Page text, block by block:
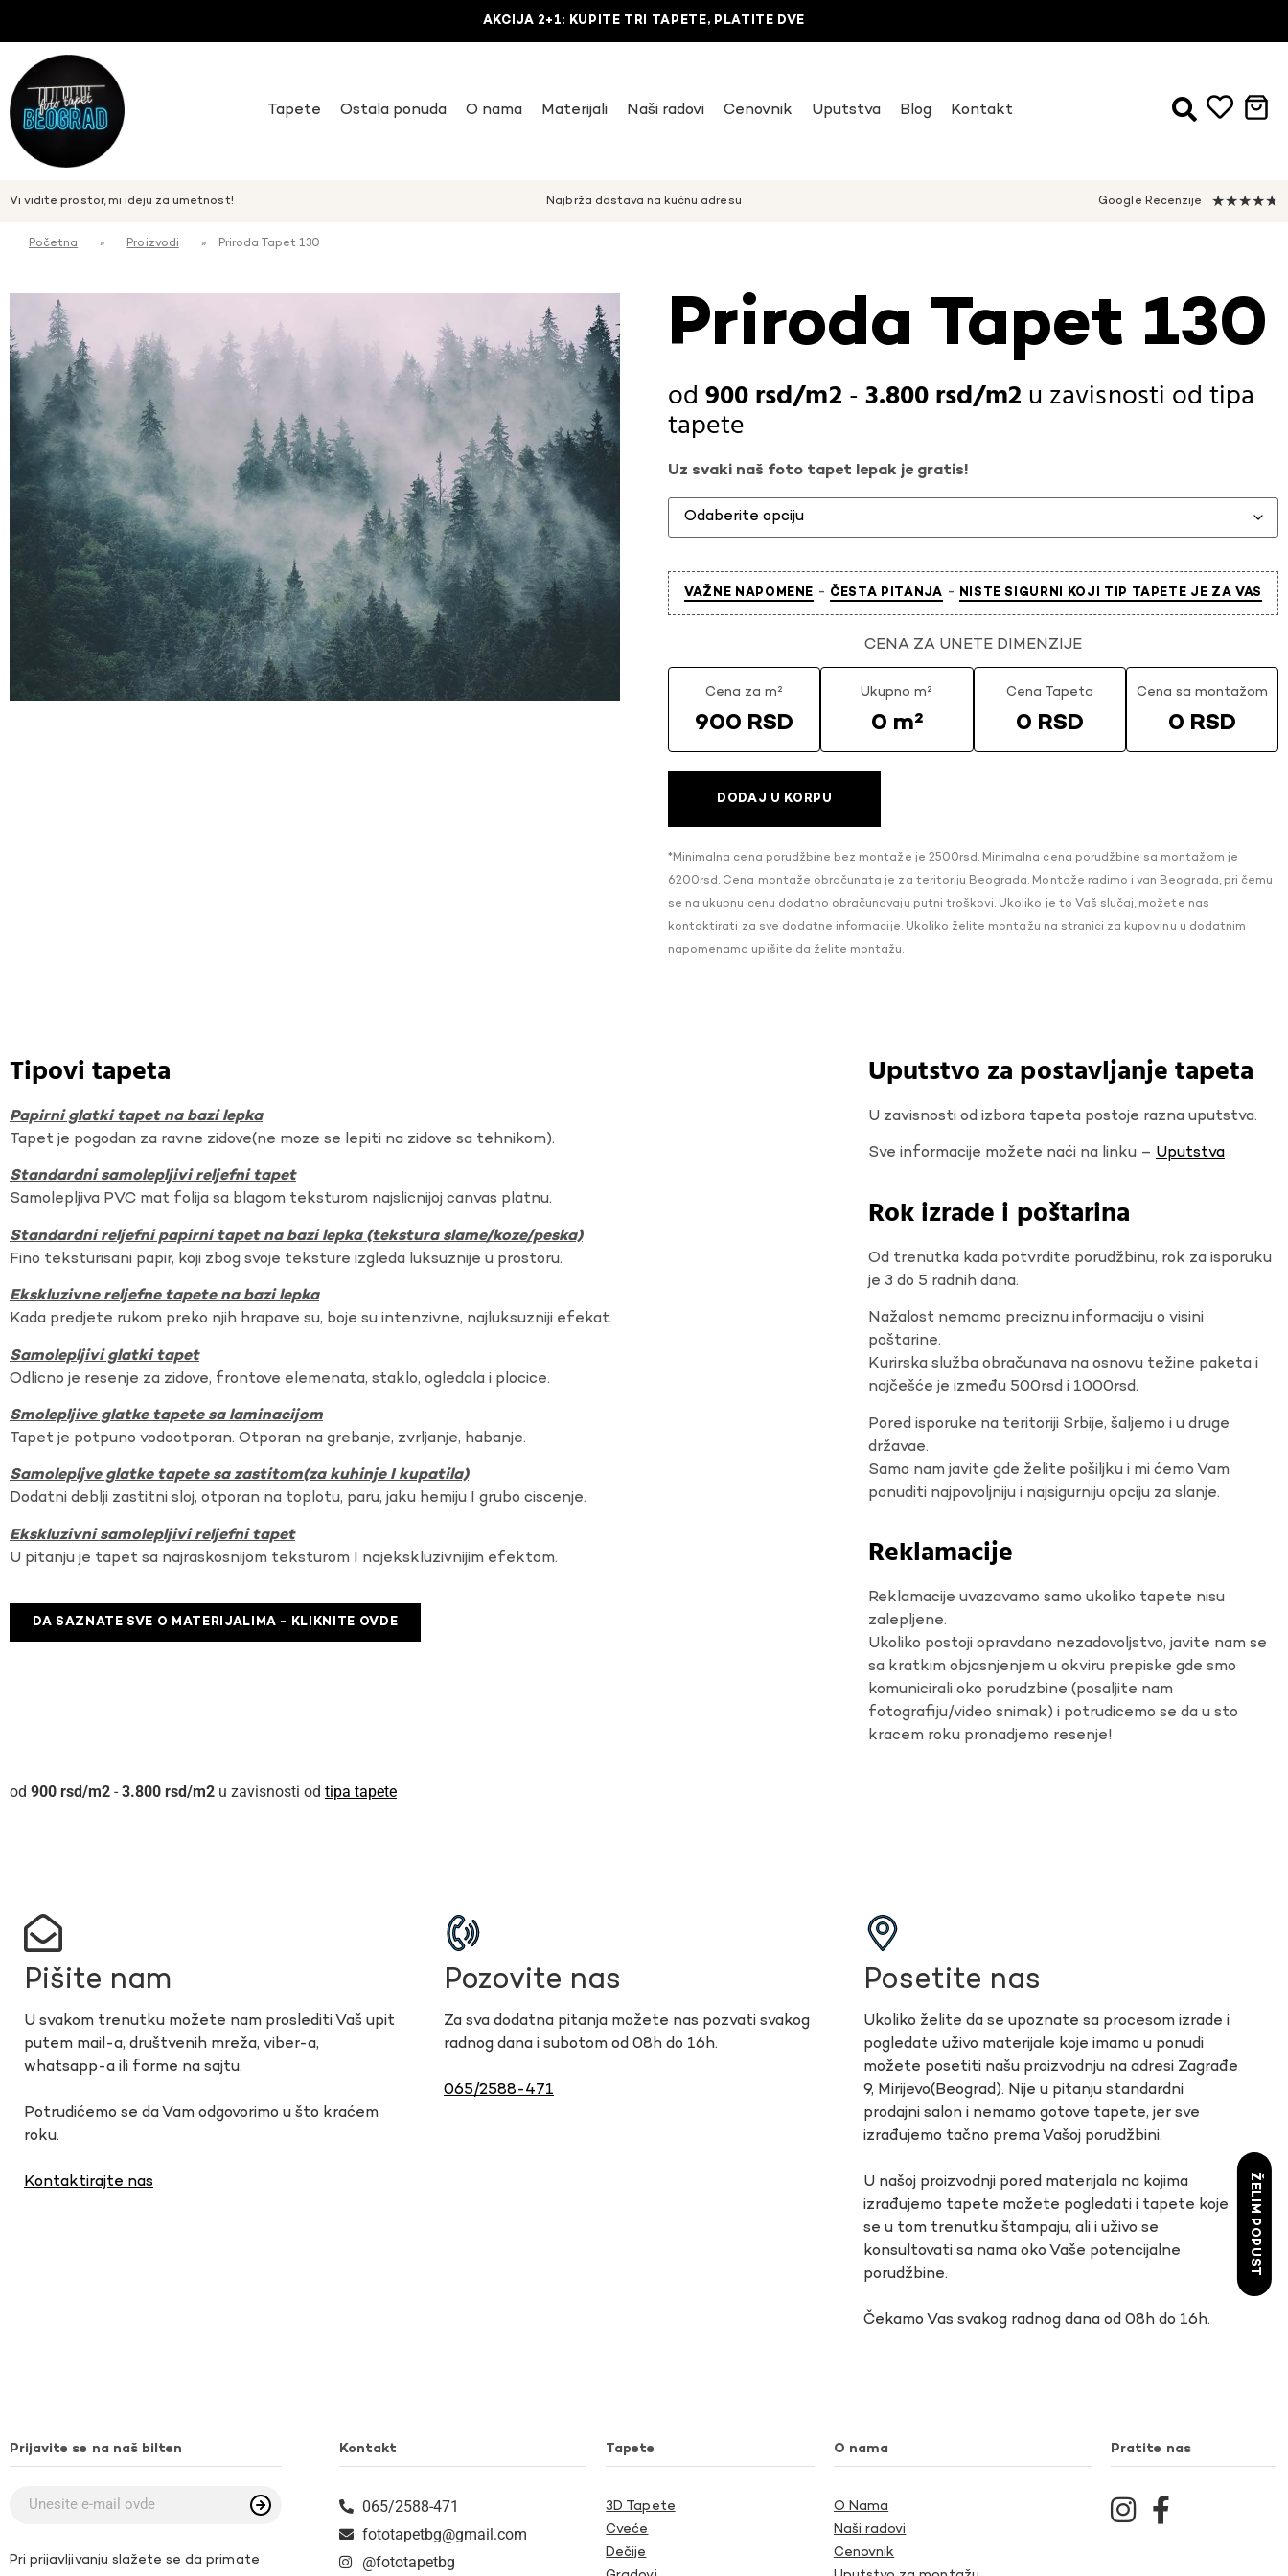
AKCIJA 2+1: KUPITE TRI TAPETE, PLATITE DVE
Tapete Ostala ponuda O nama Materijali Naši radovi Cenovnik Uputstva Blog Kontakt
Vi vidite prostor, mi ideju za umetnost! Najbrža dostava na kućnu adresu Google Recenzije ★★★★★
Početna » Proizvodi » Priroda Tapet 130
Priroda Tapet 130
900rsd -3.800rsd u zavisnosti od tipa
tapete
Uz svaki naš foto tapet lepak je gratis!
VAŽNE NAPOMENE - ČESTA PITANJA - NISTE SIGURNI KOJI TIP TAPETE JE ZA VAS
CENA ZA UNETE DIMENZIJE
Cena za m²
900 RSD
Ukupno m²
0 m²
Cena Tapeta
0 RSD
Cena sa montažom
0 RSD
DODAJ U KORPU
*Minimalna cena porudžbine bez montaže je 2500rsd. Minimalna cena porudžbine sa montažom je
6200rsd. Cena montaže obračunata je za teritoriju Beograda. Montaže radimo i van Beograda, pri čemu
se na ukupnu cenu dodatno obračunavaju putni troškovi. Ukoliko je to Vaš slučaj, možete nas
kontaktirati za sve dodatne informacije. Ukoliko želite montažu na stranici za kupovinu u dodatnim
napomenama upišite da želite montažu.
Tipovi tapeta
Papirni glatki tapet na bazi lepka
Tapet je pogodan za ravne zidove(ne moze se lepiti na zidove sa tehnikom).
Standardni samolepljivi reljefni tapet
Samolepljiva PVC mat folija sa blagom teksturom najslicnijoj canvas platnu.
Standardni reljefni papirni tapet na bazi lepka (tekstura slame/koze/peska)
Fino teksturisani papir, koji zbog svoje teksture izgleda luksuznije u prostoru.
Ekskluzivne reljefne tapete na bazi lepka
Kada predjete rukom preko njih hrapave su, boje su intenzivne, najluksuzniji efekat.
Samolepljivi glatki tapet
Odlicno je resenje za zidove, frontove elemenata, staklo, ogledala i plocice.
Smolepljive glatke tapete sa laminacijom
Tapet je potpuno vodootporan. Otporan na grebanje, zvrljanje, habanje.
Samolepljve glatke tapete sa zastitom(za kuhinje I kupatila)
Dodatni deblji zastitni sloj, otporan na toplotu, paru, jaku hemiju I grubo ciscenje.
Ekskluzivni samolepljivi reljefni tapet
U pitanju je tapet sa najraskosnijom teksturom I najekskluzivnijim efektom.
DA SAZNATE SVE O MATERIJALIMA - KLIKNITE OVDE
Uputstvo za postavljanje tapeta
U zavisnosti od izbora tapeta postoje razna uputstva.
Sve informacije možete naći na linku – Uputstva
Rok izrade i poštarina
Od trenutka kada potvrdite porudžbinu, rok za isporuku
je 3 do 5 radnih dana.
Nažalost nemamo preciznu informaciju o visini
poštarine.
Kurirska služba obračunava na osnovu težine paketa i
najčešće je između 500rsd i 1000rsd.
Pored isporuke na teritoriji Srbije, šaljemo i u druge
državae.
Samo nam javite gde želite pošiljku i mi ćemo Vam
ponuditi najpovoljniju i najsigurniju opciju za slanje.
Reklamacije
Reklamacije uvazavamo samo ukoliko tapete nisu
zalepljene.
Ukoliko postoji opravdano nezadovoljstvo, javite nam se
sa kratkim objasnjenjem u okviru prepiske gde smo
komunicirali oko porudzbine (posaljite nam
fotografiju/video snimak) i potrudicemo se da u sto
kracem roku pronadjemo resenje!
900 rsd - 3.800 rsd u zavisnosti od tipa tapete
Pišite nam
U svakom trenutku možete nam proslediti Vaš upit
putem mail-a, društvenih mreža, viber-a,
whatsapp-a ili forme na sajtu.
Potrudićemo se da Vam odgovorimo u što kraćem
roku.
Kontaktirajte nas
Pozovite nas
Za sva dodatna pitanja možete nas pozvati svakog
radnog dana i subotom od 08h do 16h.
065/2588-471
Posetite nas
Ukoliko želite da se upoznate sa procesom izrade i
pogledate uživo materijale koje imamo u ponudi
možete posetiti našu proizvodnju na adresi Zagrađe
9, Mirijevo(Beograd). Nije u pitanju standardni
prodajni salon i nemamo gotove tapete, jer sve
izrađujemo tačno prema Vašoj porudžbini.
U našoj proizvodnji pored materijala na kojima
izrađujemo tapete možete pogledati i tapete koje
se u tom trenutku štampaju, ali i uživo se
konsultovati sa nama oko Vaše potencijalne
porudžbine.
Čekamo Vas svakog radnog dana od 08h do 16h.
Prijavite se na naš bilten
Pri prijavljivanju slažete se da primate
Kontakt
065/2588-471
fototapetbg@gmail.com
@fototapetbg
Tapete
3D Tapete
Cveće
Dečije
O nama
O Nama
Naši radovi
Cenovnik
Pratite nas
ŽELIM POPUST